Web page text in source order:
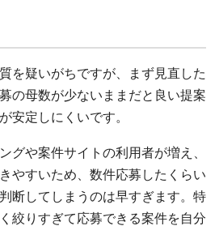
を疑いがちですが、まず見直した
の母数が少ないままだと良い提案
安定しにくいです。
グや案件サイトの利用者が増え、
やすいため、数件応募したくらい
断してしまうのは早すぎます。特
絞りすぎて応募できる案件を自分